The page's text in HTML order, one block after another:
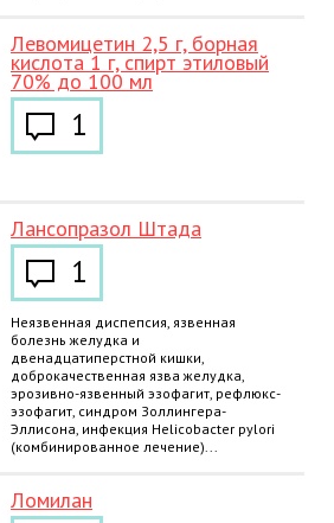
Левомицетин 2,5 г, борная
кислота 1 г, спирт этиловый
70% до 100 мл
1
Лансопразол Штада
1
Неязвенная диспепсия, язвенная
болезнь желудка и
двенадцатиперстной кишки,
доброкачественная язва желудка,
эрозивно-язвенный эзофагит, рефлюкс-
эзофагит, синдром Золлингера-
Эллисона, инфекция Helicobacter pylori
(комбинированное лечение)...
Ломилан